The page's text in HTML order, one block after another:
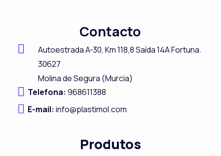
b
o
o
k
e
i
n
t
a
r
a
m
t
u
e
Contacto
Autoestrada A-30, Km 118,8Saída 14A Fortuna.
30627
Molina de Segura (Murcia)
Telefona:968611388
E-mail: info@plastimol.com
Produtos